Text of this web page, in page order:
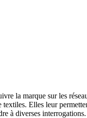
la marque sur les
textiles. Elles leur
à diverses interrogations.